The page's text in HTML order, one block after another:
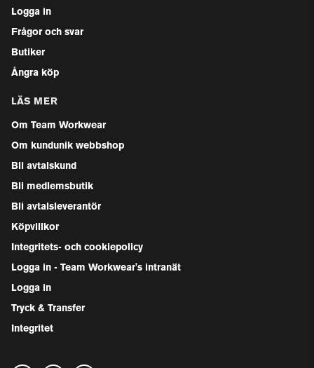
Logga in
Frågor och svar
Butiker
Ångra köp
LÄS MER
Om Team Workwear
Om kundunik webbshop
Bli avtalskund
Bli medlemsbutik
Bli avtalsleverantör
Köpvillkor
Integritets- och cookiepolicy
Logga in - Team Workwear's intranät
Logga in
Tryck & Transfer
Integritet